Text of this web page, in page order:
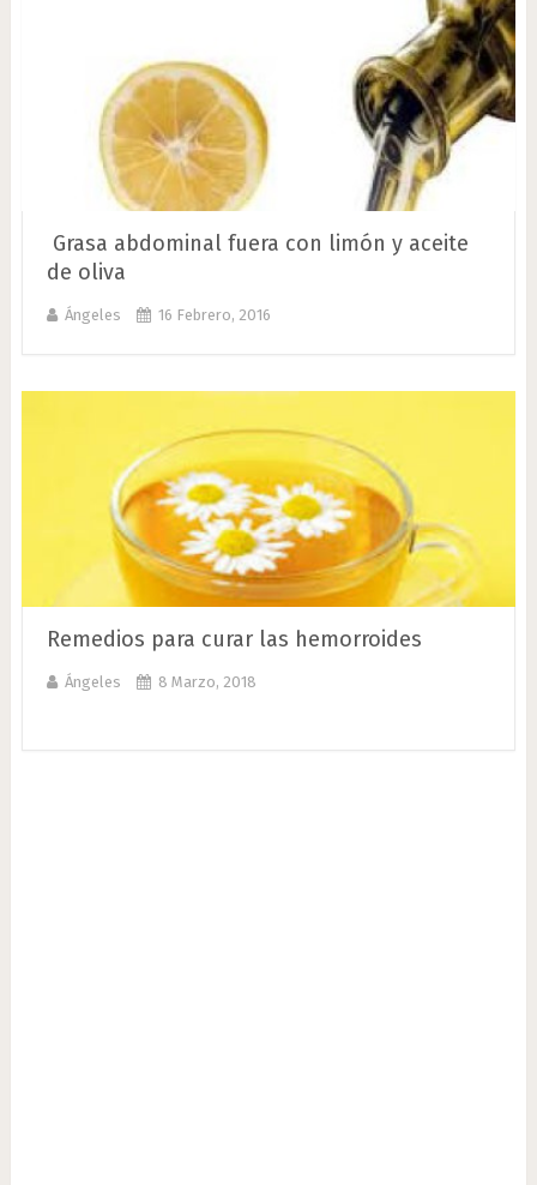
Grasa abdominal fuera con limón y aceite
de oliva
Ángeles 16 Febrero, 2016
Remedios para curar las hemorroides
Ángeles 8 Marzo, 2018